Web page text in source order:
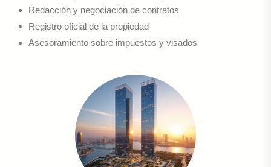
Redacción y negociación de contratos
Registro oficial de la propiedad
Asesoramiento sobre impuestos y visados